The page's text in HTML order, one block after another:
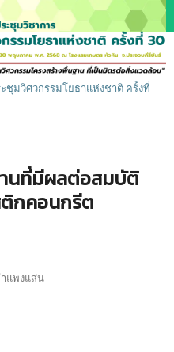
ชุมวิศวกรรมโยธาแห่งชาติ ครั้งที่
นที่มีผลต่อสมบัติ
กคอนกรีต
แพงแสน